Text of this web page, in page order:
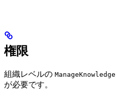
権限
組織レベルの ManageKnowledge
が必要です。